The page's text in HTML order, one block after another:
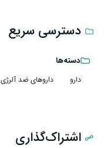
دسترسی سریع
دسته‌ها
دارو داروهای ضد آلرژی
اشتراک‌گذاری